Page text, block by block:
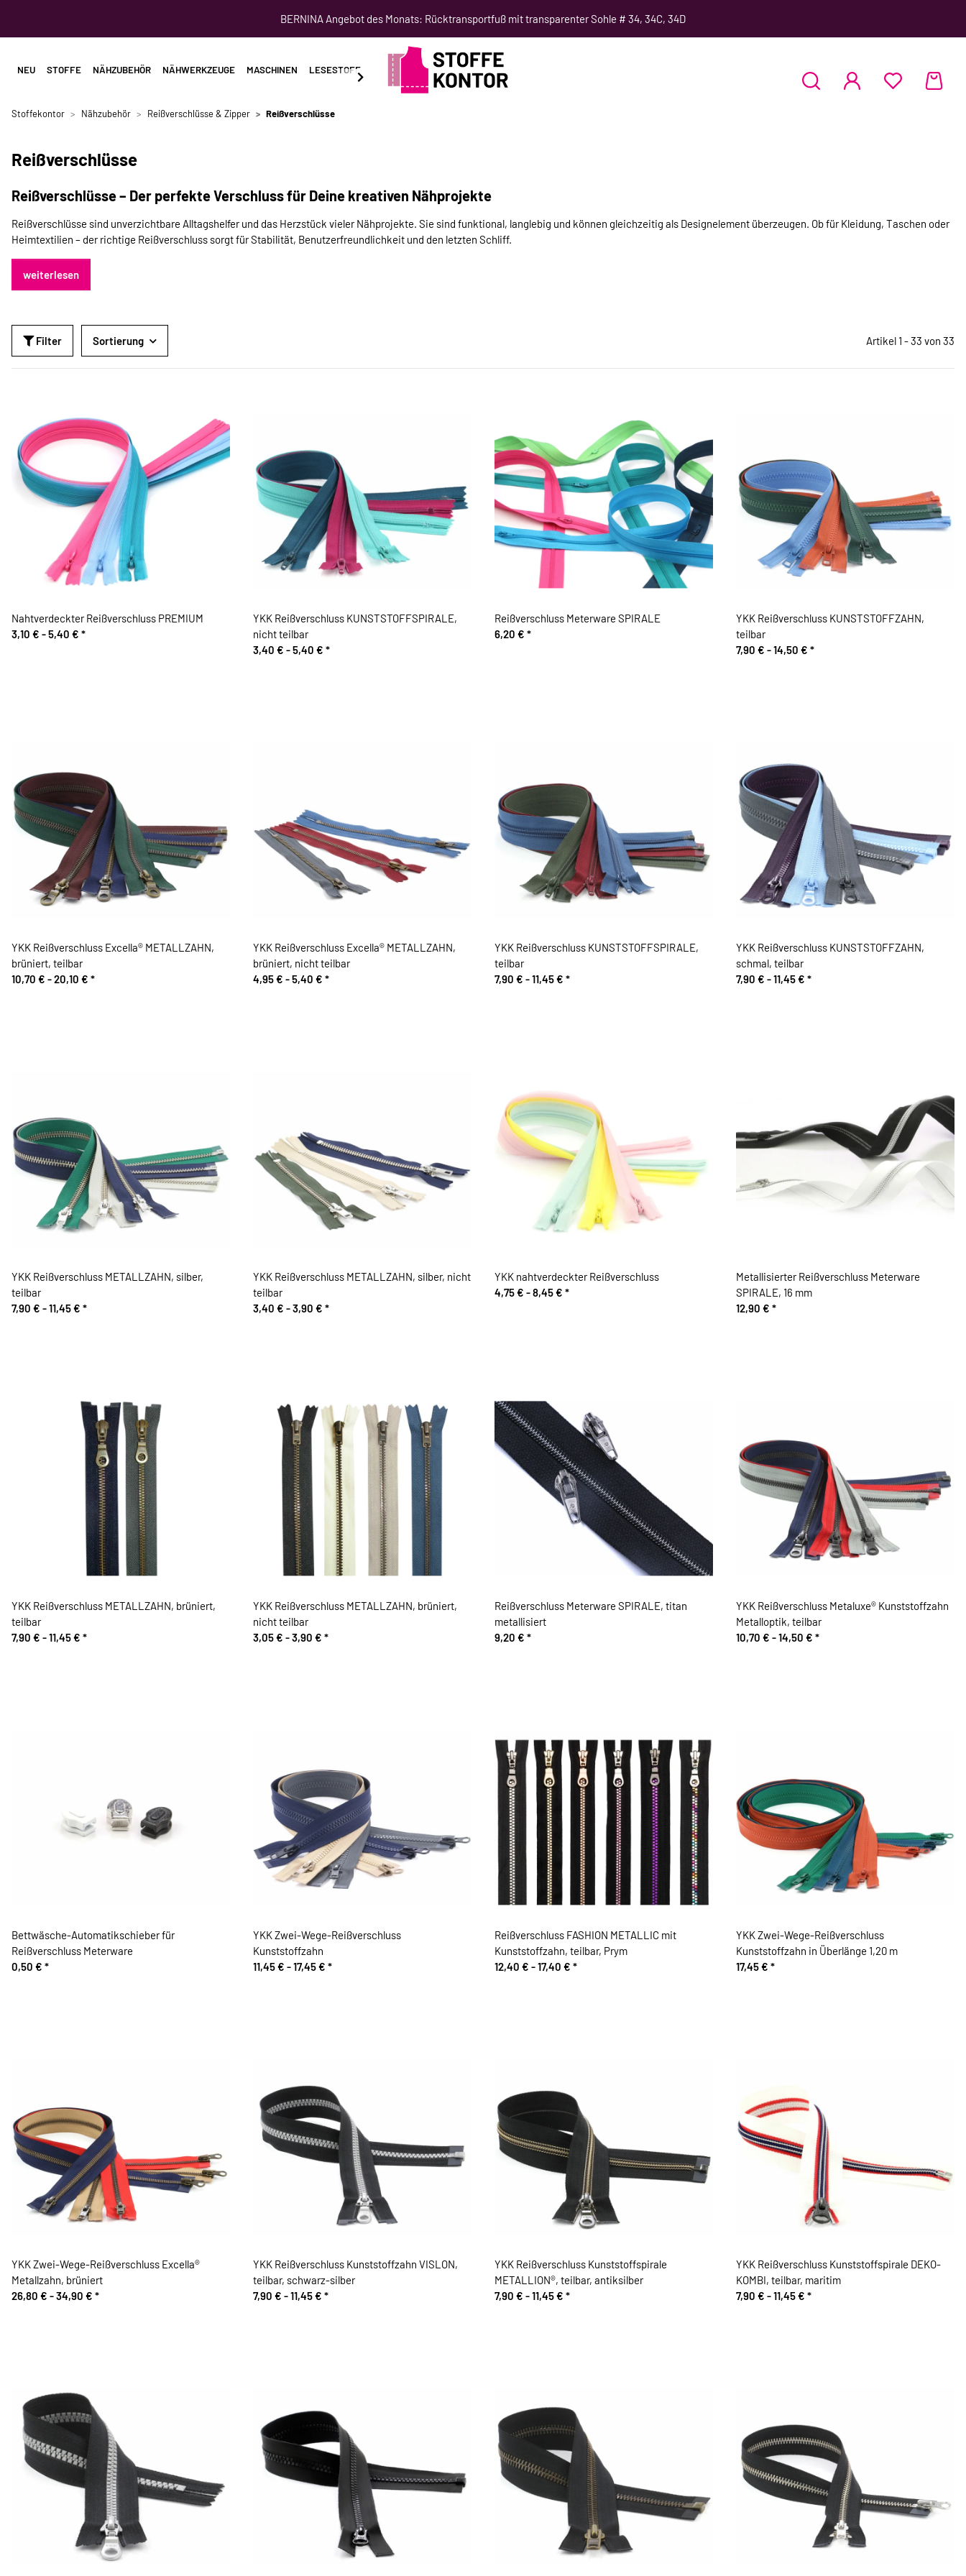
BERNINA Angebot des Monats: Rücktransportfuß mit transparenter Sohle # 34, 34C, 34D
NEU STOFFE NÄHZUBEHÖR NÄHWERKZEUGE MASCHINEN LESESTOFF SCHNITTMUSTER NÄHKURSE
Stoffekontor Nähzubehör Reißverschlüsse & Zipper Reißverschlüsse
Reißverschlüsse
Reißverschlüsse – Der perfekte Verschluss für Deine kreativen Nähprojekte
Reißverschlüsse sind unverzichtbare Alltagshelfer und das Herzstück vieler Nähprojekte. Sie sind funktional, langlebig und können gleichzeitig als Designelement überzeugen. Ob für Kleidung, Taschen oder
Heimtextilien – der richtige Reißverschluss sorgt für Stabilität, Benutzerfreundlichkeit und den letzten Schliff.
weiterlesen
Filter Sortierung Artikel 1 - 33 von 33
Nahtverdeckter Reißverschluss PREMIUM
3,10 € -5,40 € *
YKK Reißverschluss KUNSTSTOFFSPIRALE,
nicht teilbar
3,40 € -5,40 € *
Reißverschluss Meterware SPIRALE
6,20 € *
YKK Reißverschluss KUNSTSTOFFZAHN,
teilbar
7,90 € -14,50 € *
YKK Reißverschluss Excella® METALLZAHN,
brüniert, teilbar
10,70 € -20,10 € *
YKK Reißverschluss Excella® METALLZAHN,
brüniert, nicht teilbar
4,95 € -5,40 € *
YKK Reißverschluss KUNSTSTOFFSPIRALE,
teilbar
7,90 € -11,45 € *
YKK Reißverschluss KUNSTSTOFFZAHN,
schmal, teilbar
7,90 € -11,45 € *
YKK Reißverschluss METALLZAHN, silber,
teilbar
7,90 € -11,45 € *
YKK Reißverschluss METALLZAHN, silber, nicht
teilbar
3,40 € -3,90 € *
YKK nahtverdeckter Reißverschluss
4,75 € -8,45 € *
Metallisierter Reißverschluss Meterware
SPIRALE, 16 mm
12,90 € *
YKK Reißverschluss METALLZAHN, brüniert,
teilbar
7,90 € -11,45 € *
YKK Reißverschluss METALLZAHN, brüniert,
nicht teilbar
3,05 € -3,90 € *
Reißverschluss Meterware SPIRALE, titan
metallisiert
9,20 € *
YKK Reißverschluss Metaluxe® Kunststoffzahn
Metalloptik, teilbar
10,70 € -14,50 € *
Bettwäsche-Automatikschieber für
Reißverschluss Meterware
0,50 € *
YKK Zwei-Wege-Reißverschluss
Kunststoffzahn
11,45 € -17,45 € *
Reißverschluss FASHION METALLIC mit
Kunststoffzahn, teilbar, Prym
12,40 € -17,40 € *
YKK Zwei-Wege-Reißverschluss
Kunststoffzahn in Überlänge 1,20 m
17,45 € *
YKK Zwei-Wege-Reißverschluss Excella®
Metallzahn, brüniert
26,80 € -34,90 € *
YKK Reißverschluss Kunststoffzahn VISLON,
teilbar, schwarz-silber
7,90 € -11,45 € *
YKK Reißverschluss Kunststoffspirale
METALLION®, teilbar, antiksilber
7,90 € -11,45 € *
YKK Reißverschluss Kunststoffspirale DEKO-
KOMBI, teilbar, maritim
7,90 € -11,45 € *